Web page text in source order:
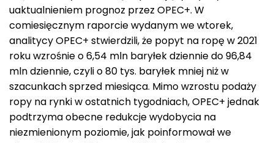
uaktualnieniem prognoz przez OPEC+. W
comiesięcznym raporcie wydanym we wtorek,
analitycy OPEC+ stwierdzili, że popyt na ropę w 2021
roku wzrośnie o 6,54 mln baryłek dziennie do 96,84
mln dziennie, czyli o 80 tys. baryłek mniej niż w
szacunkach sprzed miesiąca. Mimo wzrostu podaży
ropy na rynki w ostatnich tygodniach, OPEC+ jednak
podtrzyma obecne redukcje wydobycia na
niezmienionym poziomie, jak poinformował we